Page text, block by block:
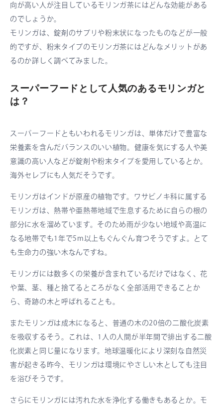
向が高い人が注目しているモリンガ茶にはどんな効能がある
のでしょうか。
モリンガは、錠剤のサプリや粉末状になったものなどが一般
的ですが、粉末タイプのモリンガ茶にはどんなメリットがあ
るのか詳しく調べてみました。
スーパーフードとして人気のあるモリンガと
は？
スーパーフードともいわれるモリンガは、単体だけで豊富な
栄養素を含んだバランスのいい植物。健康を気にする人や美
意識の高い人などが錠剤や粉末タイプを愛用しているとか。
海外セレブにも人気だそうです。
モリンガはインドが原産の植物です。ワサビノキ科に属する
モリンガは、熱帯や亜熱帯地域で生息するために自らの根の
部分に水を溜めています。そのため雨が少ない地域や高温に
なる地帯でも1年で5m以上もぐんぐん育つそうですよ。とて
も生命力の強い木なんですね。
モリンガには数多くの栄養が含まれているだけではなく、花
や葉、茎、種と捨てるところがなく全部活用できることか
ら、奇跡の木と呼ばれることも。
またモリンガは成木になると、普通の木の20倍の二酸化炭素
を吸収するそう。これは、1人の人間が半年間で排出する二酸
化炭素と同じ量になります。地球温暖化により深刻な自然災
害が起きる昨今、モリンガは環境にやさしい木としても注目
を浴びそうです。
さらにモリンガには汚れた水を浄化する働きもあるとか。モ